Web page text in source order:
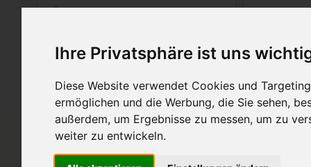
Ihre Privatsphäre ist uns
Diese Website verwendet Cookies und
ermöglichen und die Werbung, die Sie sehen,
außerdem, um Ergebnisse zu messen, um zu
weiter zu entwickeln.
Auf StudyAid.de verkaufen
Startseite Sonstiges
IT-Prüfungsvorbereitung AI-102
----IT-pruefungen.de----Die
Prüfungsvorbereitung auf
AI-102 Unterlagen und